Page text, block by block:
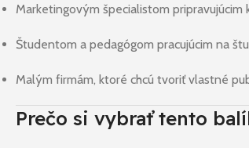
Marketingovým špecialistom
Študentom a pedagógom pracujúcim na
Malým firmám, ktoré chcú tvoriť vlastné
Prečo si vybrať tento